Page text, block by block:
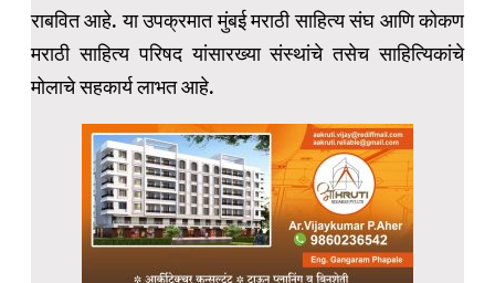
राबवित आहे. या उपक्रमात मुंबई मराठी साहित्य संघ आणि कोकण
मराठी साहित्य परिषद यांसारख्या संस्थांचे तसेच साहित्यिकांचे
मोलाचे सहकार्य लाभत आहे.